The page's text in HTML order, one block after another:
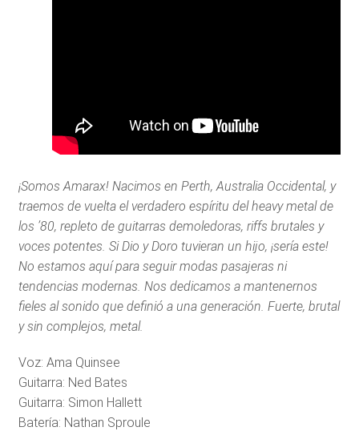
¡Somos Amarax! Nacimos en Perth, Australia Occidental, y
traemos de vuelta el verdadero espíritu del heavy metal de
los ’80, repleto de guitarras demoledoras, riffs brutales y
voces potentes. Si Dio y Doro tuvieran un hijo, ¡sería este!
No estamos aquí para seguir modas pasajeras ni
tendencias modernas. Nos dedicamos a mantenernos
fieles al sonido que definió a una generación. Fuerte, brutal
y sin complejos, metal.
Voz: Ama Quinsee
Guitarra: Ned Bates
Guitarra: Simon Hallett
Batería: Nathan Sproule